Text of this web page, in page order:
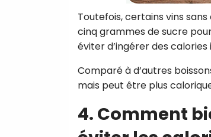
Toutefois, certains vins
cinq grammes de sucre
éviter d’ingérer des calories
Comparé à d’autres
mais peut être plus
4. Comment